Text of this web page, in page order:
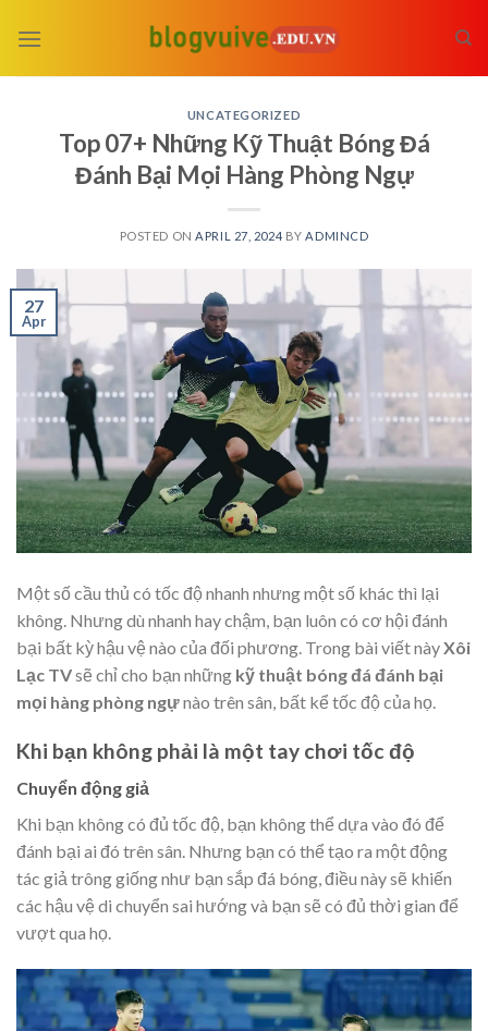
UNCATEGORIZED
Top 07+ Những Kỹ Thuật Bóng Đá
Đánh Bại Mọi Hàng Phòng Ngự
POSTED ON APRIL 27, 2024 BY ADMINCD
27
Apr
Một số cầu thủ có tốc độ nhanh nhưng một số khác thì lại
không. Nhưng dù nhanh hay chậm, bạn luôn có cơ hội đánh
bại bất kỳ hậu vệ nào của đối phương. Trong bài viết nàyXôi
Lạc TVsẽ chỉ cho bạn những kỹ thuật bóng đá đánh bại
mọi hàng phòng ngựnào trên sân, bất kể tốc độ của họ.
Khi bạn không phải là một tay chơi tốc độ
Chuyển động giả
Khi bạn không có đủ tốc độ, bạn không thể dựa vào đó để
đánh bại ai đó trên sân. Nhưng bạn có thể tạo ra một động
tác giả trông giống như bạn sắp đá bóng, điều này sẽ khiến
các hậu vệ di chuyển sai hướng và bạn sẽ có đủ thời gian để
vượt qua họ.